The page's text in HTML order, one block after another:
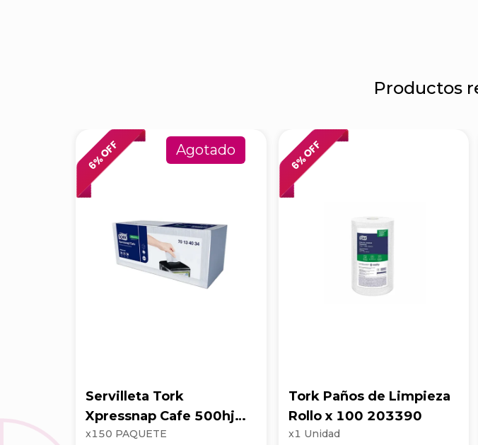
Productos
6
% OFF Agotado
Servilleta Tork
Xpressnap Cafe 500hj
Blanca 202223
x150 PAQUETE
6
% OFF
Tork Paños de Limpieza
Rollo x 100 203390
x1 Unidad